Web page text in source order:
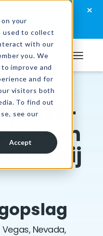
your
used to collect
with our
you. We
improve and
and for
visitors both
To find out
see our
Accept
×
now
H2S-
een
Nevada,